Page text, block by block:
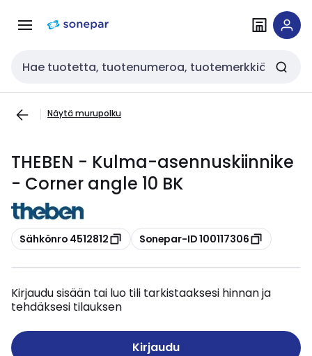
navigointiinsisältöön
Haku
Näytä murupolku
THEBEN - Kulma-asennuskiinnike
- Corner angle 10 BK
Kopioi
Sähkönro 4512812 Kopioi
Sonepar-ID 100117306
Kirjaudu sisään tai luo tili tarkistaaksesi hinnan ja
tehdäksesi tilauksen
Kirjaudu